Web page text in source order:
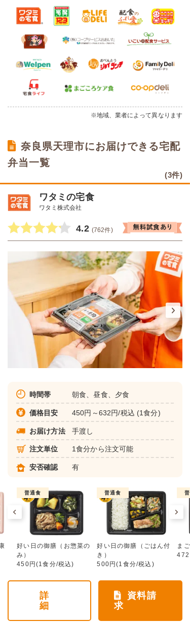
※地域、業者によって異なります
奈良県天理市にお届けできる宅配
弁当一覧
(3件)
ワタミの宅食
ワタミ株式会社
4.2 (762件)
時間帯 朝食、昼食、夕食
価格目安 450円～632円/税込 (1食分)
お届け方法 手渡し
注文単位 1食分から注文可能
安否確認 有
普通食
好い日の御膳（お惣菜の
み）
450円(1食分/税込)
普通食
好い日の御膳（ごはん付
き）
500円(1食分/税込)
ま
詳
細
資料請
求